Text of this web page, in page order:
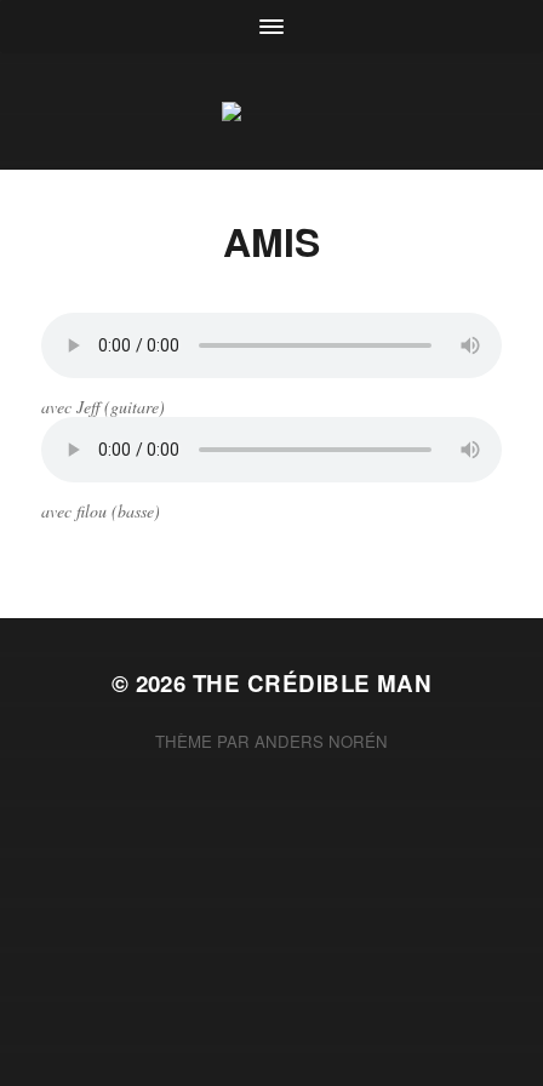
AMIS
avec Jeff (guitare)
avec filou (basse)
© 2026 THE CRÉDIBLE MAN
THÈME PAR ANDERS NORÉN